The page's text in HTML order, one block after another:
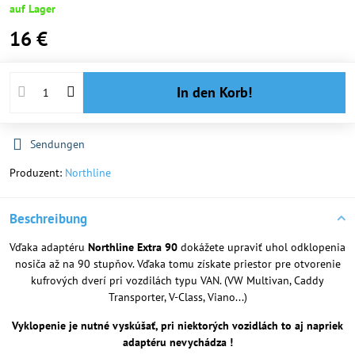
auf Lager
16 €
In den Korb!
Sendungen
Produzent: Northline
Beschreibung
Vďaka adaptéru Northline Extra 90 dokážete upraviť uhol odklopenia
nosiča až na 90 stupňov. Vďaka tomu získate priestor pre otvorenie
kufrových dverí pri vozdilách typu VAN. (VW Multivan, Caddy
Transporter, V-Class, Viano...)
Vyklopenie je nutné vyskúšať, pri niektorých vozidlách to aj napriek
adaptéru nevychádza !